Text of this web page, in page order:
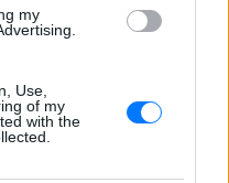
my
Use,
of my
with the
οργής» φιλοπαλαιστινιακών
σε 36 σημεία της χώρας.
Τι λέει ο ΚΟΚ που
αγνοούν